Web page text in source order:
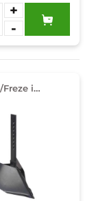
+
-
i